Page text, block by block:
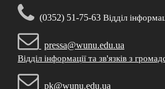
(0352) 51-75-63 Відділ
pressa@wunu.edu.ua
Відділ інформації та зв'язків з
pk@wunu.edu.ua